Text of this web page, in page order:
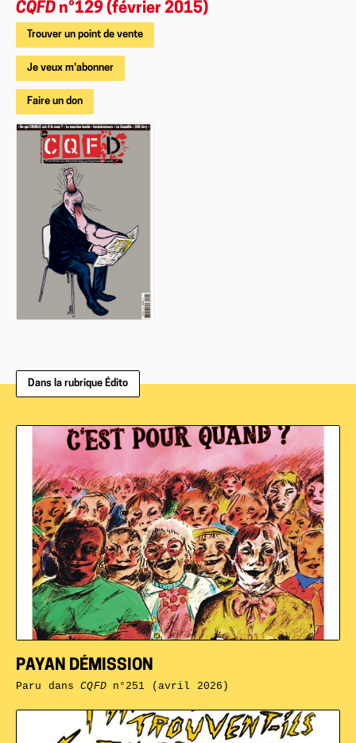
CQFD n°129 (février 2015)
Trouver un point de vente
Je veux m'abonner
Faire un don
Dans la rubrique Édito
PAYAN DÉMISSION
Paru dansCQFDn°251 (avril 2026)